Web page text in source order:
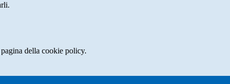
della cookie policy.